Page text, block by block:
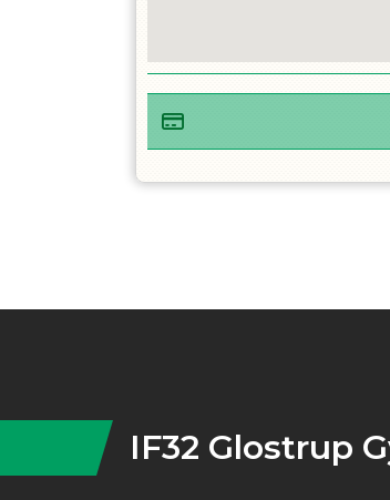
IF32 Glostrup